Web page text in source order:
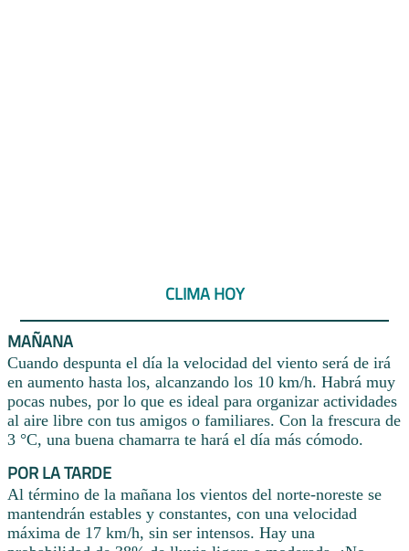
CLIMA HOY
MAÑANA
Cuando despunta el día la velocidad del viento será de irá
en aumento hasta los, alcanzando los 10 km/h. Habrá muy
pocas nubes, por lo que es ideal para organizar actividades
al aire libre con tus amigos o familiares. Con la frescura de
3 °C, una buena chamarra te hará el día más cómodo.
POR LA TARDE
Al término de la mañana los vientos del norte-noreste se
mantendrán estables y constantes, con una velocidad
máxima de 17 km/h, sin ser intensos. Hay una